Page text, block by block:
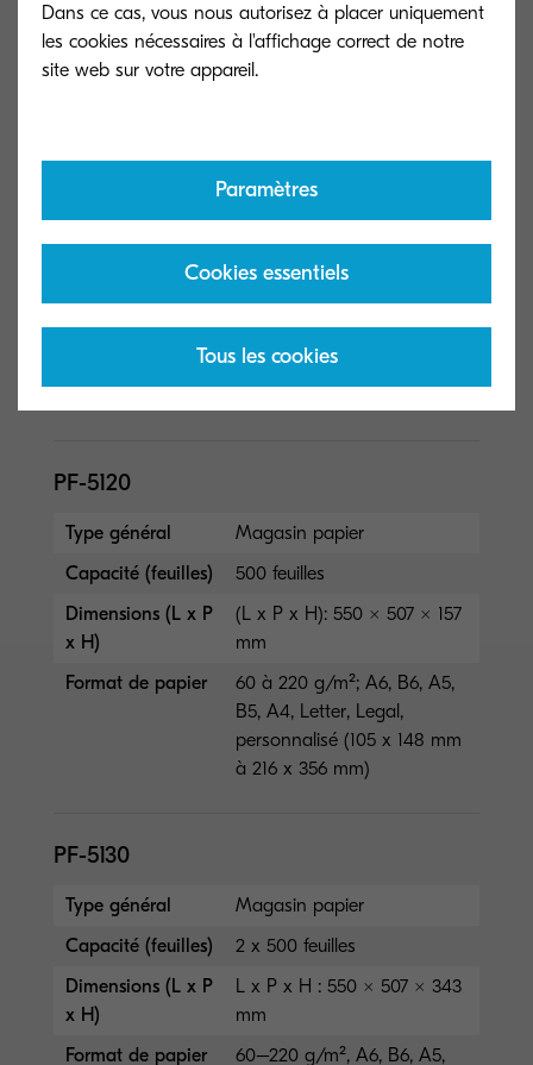
MT-5100
Type général
Boîte aux lettres + AK-5100
x H)
mm
Format de papier
casier 60 à 163 g/m², bac
principal 60 à 220 g/m² AK-
avec MT-51...
PF-5120
Type général
Magasin papier
Capacité (feuilles)
500 feuilles
Dimensions (L x P
x H)
(L x P x H): 550 × 507 × 157
mm
Format de papier
60 à 220 g/m²; A6, B6, A5,
B5, A4, Letter, Legal,
personnalisé (105 x 148 mm
à 216 x 356 mm)
PF-5130
Type général
Magasin papier
Capacité (feuilles)
2 x 500 feuilles
Dimensions (L x P
x H)
L x P x H : 550 × 507 × 343
mm
Format de papier
60–220 g/m², A6, B6, A5,
Dans ce cas, vous nous autorisez à placer uniquement
les cookies nécessaires à l'affichage correct de notre
Paramètres
Cookies essentiels
Tous les cookies